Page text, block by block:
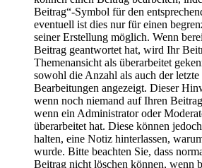
Beitrag“-Symbol für den
eventuell ist dies nur für einen
seiner Erstellung möglich. Wenn
Beitrag geantwortet hat, wird Ihr
Themenansicht als überarbeitet
sowohl die Anzahl als auch der
Bearbeitungen angezeigt. Dieser
wenn noch niemand auf Ihren
wenn ein Administrator oder
überarbeitet hat. Diese können
halten, eine Notiz hinterlassen,
wurde. Bitte beachten Sie, dass
Beitrag nicht löschen können, wenn